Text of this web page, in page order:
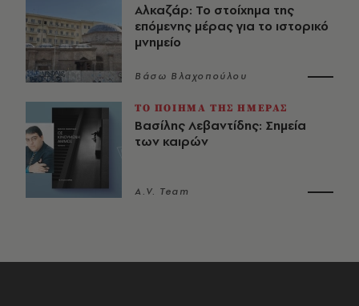
Αλκαζάρ: Το στοίχημα της
επόμενης μέρας για το ιστορικό
μνημείο
Βάσω Βλαχοπούλου
ΤΟ ΠΟΙΗΜΑ ΤΗΣ ΗΜΕΡΑΣ
Βασίλης Λεβαντίδης: Σημεία
των καιρών
A.V. Team